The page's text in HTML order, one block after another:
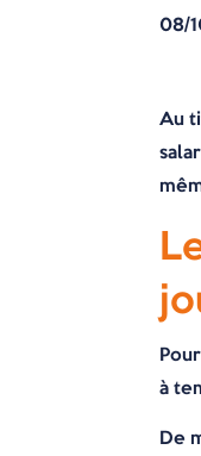
08/
Au
à
De